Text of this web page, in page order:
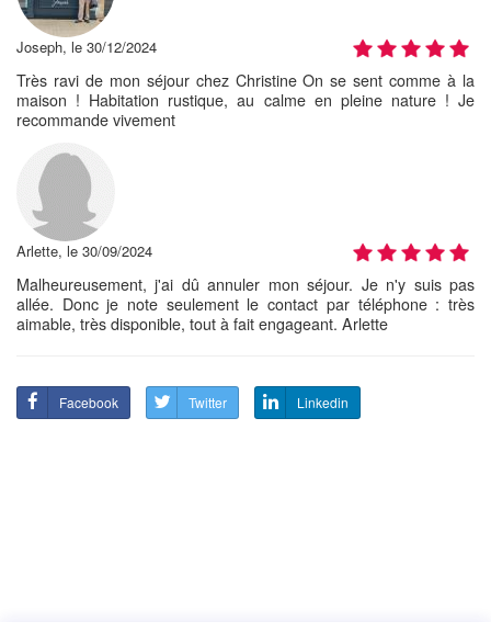
Joseph, le 30/12/2024
Très ravi de mon séjour chez Christine On se sent comme à la
maison ! Habitation rustique, au calme en pleine nature ! Je
recommande vivement
Arlette, le 30/09/2024
Malheureusement, j'ai dû annuler mon séjour. Je n'y suis pas
allée. Donc je note seulement le contact par téléphone : très
aimable, très disponible, tout à fait engageant. Arlette
Facebook Twitter Linkedin